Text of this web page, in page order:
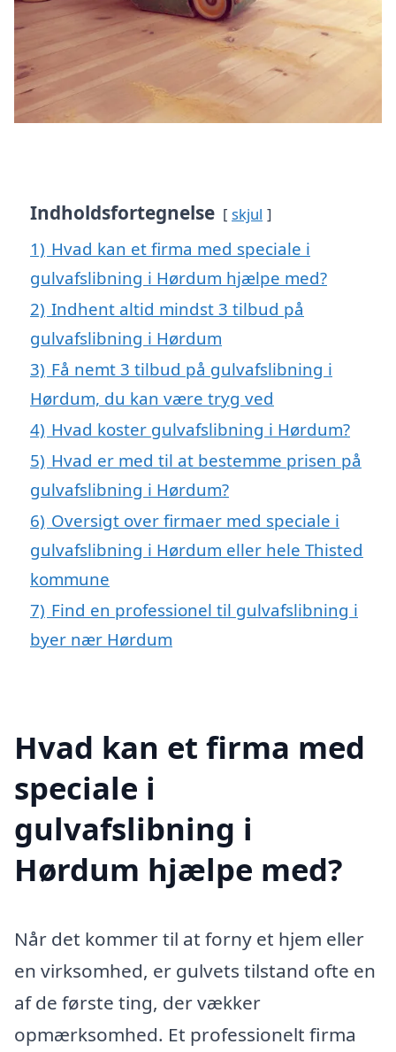
Indholdsfortegnelse skjul
1) Hvad kan et firma med speciale i
gulvafslibning i Hørdum hjælpe med?
2) Indhent altid mindst 3 tilbud på
gulvafslibning i Hørdum
3) Få nemt 3 tilbud på gulvafslibning i
Hørdum, du kan være tryg ved
4) Hvad koster gulvafslibning i Hørdum?
5) Hvad er med til at bestemme prisen på
gulvafslibning i Hørdum?
6) Oversigt over firmaer med speciale i
gulvafslibning i Hørdum eller hele Thisted
kommune
7) Find en professionel til gulvafslibning i
byer nær Hørdum
Hvad kan et firma med
speciale i
gulvafslibning i
Hørdum hjælpe med?
Når det kommer til at forny et hjem eller
en virksomhed, er gulvets tilstand ofte en
af de første ting, der vækker
opmærksomhed. Et professionelt firma